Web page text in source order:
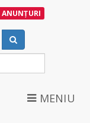
ANUNȚURI
MENIU